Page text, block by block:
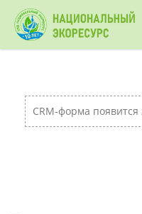
CRM-форма появится